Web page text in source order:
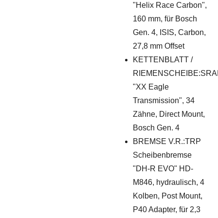
"Helix Race Carbon",
160 mm, für Bosch
Gen. 4, ISIS, Carbon,
27,8 mm Offset
KETTENBLATT /
"XX Eagle
Transmission", 34
Zähne, Direct Mount,
Bosch Gen. 4
BREMSE V.R.:TRP
Scheibenbremse
"DH-R EVO" HD-
M846, hydraulisch, 4
Kolben, Post Mount,
P40 Adapter, für 2,3